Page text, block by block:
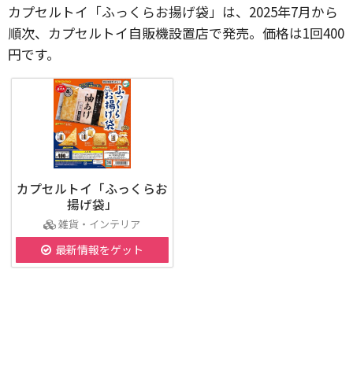
カプセルトイ「ふっくらお揚げ袋」は、2025年7月から
順次、カプセルトイ自販機設置店で発売。価格は1回400
円です。
カプセルトイ「ふっくらお
揚げ袋」
雑貨・インテリア
最新情報をゲット